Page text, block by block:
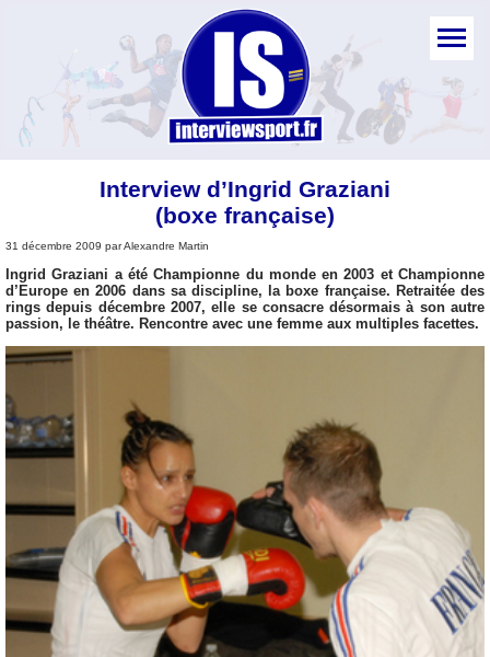
Interview d’Ingrid Graziani
(boxe française)
31 décembre 2009 par Alexandre Martin
Ingrid Graziani a été Championne du monde en 2003 et Championne
d’Europe en 2006 dans sa discipline, la boxe française. Retraitée des
rings depuis décembre 2007, elle se consacre désormais à son autre
passion, le théâtre. Rencontre avec une femme aux multiples facettes.